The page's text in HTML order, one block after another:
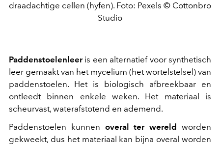
draadachtige cellen (hyfen). Foto: Pexels © Cottonbro
Studio
Paddenstoelenleeris een alternatief voor synthetisch
leer gemaakt van het mycelium (het wortelstelsel) van
paddenstoelen. Het is biologisch afbreekbaar en
ontleedt binnen enkele weken. Het materiaal is
scheurvast, waterafstotend en ademend.
Paddenstoelen kunnen overal ter wereld
worden
gekweekt, dus het materiaal kan bijna overal worden